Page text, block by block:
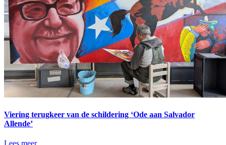
Viering terugkeer van de schildering ‘Ode aan Salvador
Allende’